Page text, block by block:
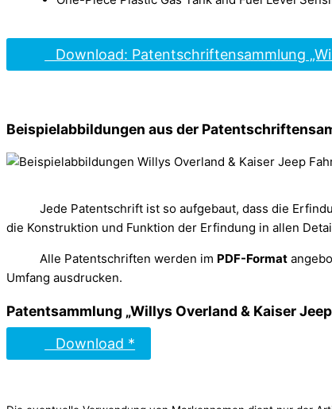
Download: Patentschriftensammlung
Beispielabbildungen aus der
Jede Patentschrift ist so aufgebaut, dass die
die Konstruktion und Funktion der Erfindung in allen
Alle Patentschriften werden im PDF-Format
Umfang ausdrucken.
Patentsammlung „Willys Overland & Kaiser
Download *